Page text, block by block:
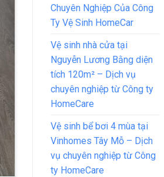
Chuyên Nghiệp Của Công
Ty Vệ Sinh HomeCar
Vệ sinh nhà cửa tại
Nguyễn Lương Bằng diện
tích 120m² – Dịch vụ
chuyên nghiệp từ Công ty
HomeCare
Vệ sinh bể bơi 4 mùa tại
Vinhomes Tây Mỗ – Dịch
vụ chuyên nghiệp từ Công
ty HomeCare